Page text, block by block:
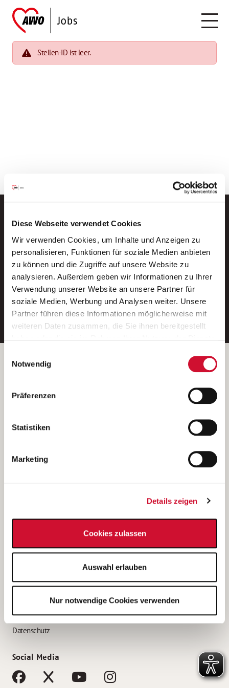
Diese Webseite verwendet Cookies
Wir verwenden Cookies, um Inhalte und Anzeigen zu
personalisieren, Funktionen für soziale Medien anbieten
zu können und die Zugriffe auf unsere Website zu
analysieren. Außerdem geben wir Informationen zu Ihrer
Verwendung unserer Website an unsere Partner für
soziale Medien, Werbung und Analysen weiter. Unsere
Partner führen diese Informationen möglicherweise mit
weiteren Daten zusammen, die Sie ihnen bereitgestellt
Wenn Sie auf „Cookies zulassen“ klicken, so stimmen
Sie der Speicherung sämtlicher Cookies zu. Sie können
Ihre Einwilligung selbstverständlich jederzeit widerrufen,
indem Sie die Cookie-Einstellungen aufrufen und diese
unsererDatenschutzerklärung
Notwendig
Präferenzen
Statistiken
Marketing
Details zeigen
Cookies zulassen
Auswahl erlauben
Nur notwendige Cookies verwenden
Stellen-ID ist leer.
Neue Stellen per E-Mail.
Ein kostenloser Service von AWO
Jobs.
E-Mail-Adresse eintragen
Betreiber der Webseite
Kantstraße 45a
(Ein Tochterunternehmen des AWO Bezirksverbandes Unterfranken
e.V.)
Bewerbung als Altenpflegehelfer*in
Bewerbung als Erzieher*in
AWO Gliederungen nach Bundesland
Impressum
Datenschutz
Social Media